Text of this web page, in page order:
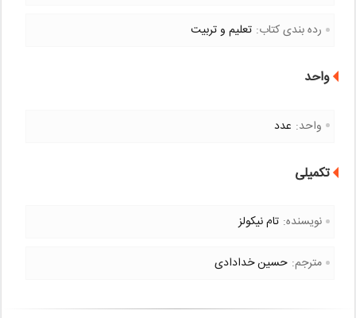
رده بندی کتاب: تعلیم و تربیت
واحد
واحد: عدد
تکمیلی
نویسنده: تام نیکولز
مترجم: حسین خدادادی